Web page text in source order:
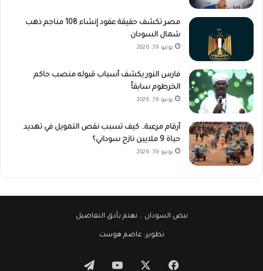
مصر تكشف حقيقة عقود إنشاء 108 مناجم ذهب
شمال السودان
يونيو 19, 2026
فارس النور يكشف أسباب قبوله منصب حاكم
الخرطوم سابقاً
يونيو 19, 2026
أرقام مرعبة.. كيف تسبب نقص التمويل في تهديد
حياة 9 ملايين نازح سوداني؟
يونيو 19, 2026
نبض السودان .. نهتم بأدق التفاصيل
تطوير:عاصم هوست
فيسبوك ‫YouTubeتيلقرام